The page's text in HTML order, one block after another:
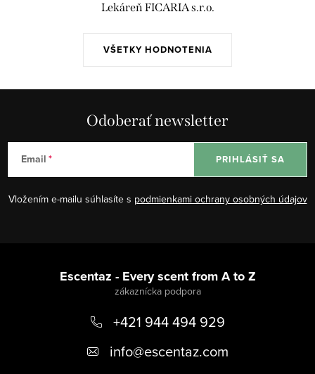
VŠETKY HODNOTENIA
Lekáreň FICARIA s.r.o.
Odoberať newsletter
Email
Vložením e-mailu súhlasíte s podmienkami ochrany osobných údajov
PRIHLÁSIŤ SA
Escentaz - Every scent from A to Z
+421 944 494 929
info@escentaz.com